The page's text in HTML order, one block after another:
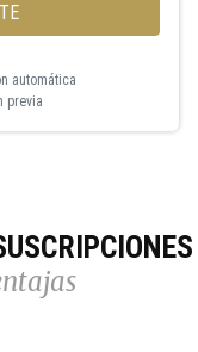
automática
previa